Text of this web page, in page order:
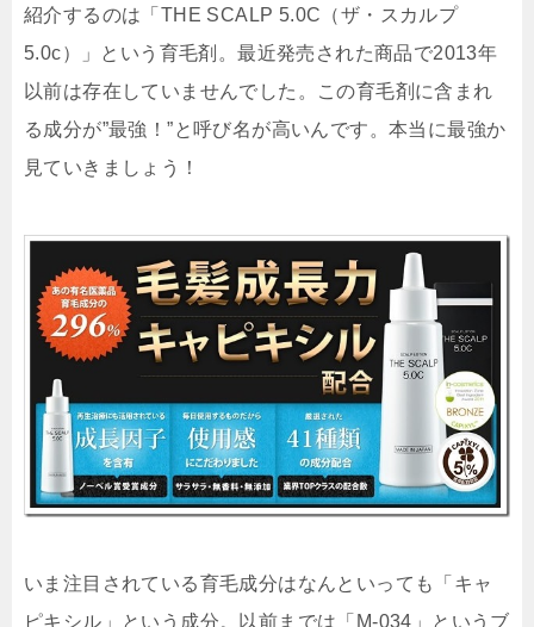
紹介するのは「THE SCALP 5.0C（ザ・スカルプ
5.0c）」という育毛剤。最近発売された商品で2013年
以前は存在していませんでした。この育毛剤に含まれ
る成分が”最強！”と呼び名が高いんです。本当に最強か
見ていきましょう！
いま注目されている育毛成分はなんといっても「キャ
ピキシル」という成分。以前までは「M-034」というブ